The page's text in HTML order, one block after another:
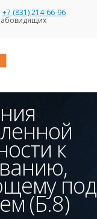
+7 (831) 214-66-96
к
под
(Б.8)